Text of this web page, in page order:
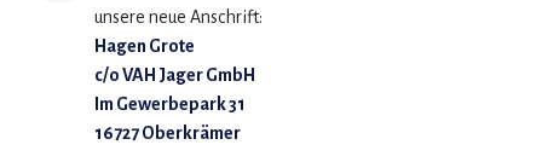
unsere neue Anschrift:
Hagen Grote
c/o VAH Jager GmbH
Im Gewerbepark 31
16727 Oberkrämer